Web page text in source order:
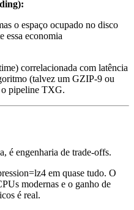
o espaço ocupado no disco
essa economia
correlacionada com latência
(talvez um GZIP-9 ou
o pipeline TXG.
é engenharia de trade-offs.
em quase tudo. O
modernas e o ganho de
é real.